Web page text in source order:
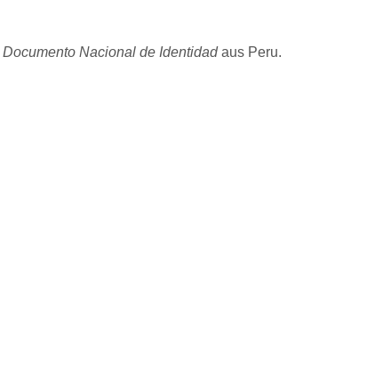
Documento Nacional de Identidadaus Peru.